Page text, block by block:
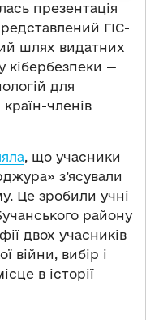
презентація
ГІС-
шлях видатних
кібербезпеки —
для
країн-членів
, що учасники
з’ясували
Це зробили учні
району
двох учасників
війни, вибір і
в історії